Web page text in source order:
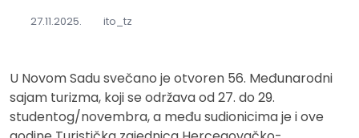
27.11.2025. ito_tz
U Novom Sadu svečano je otvoren 56. Međunarodni
sajam turizma, koji se održava od 27. do 29.
studentog/novembra, a među sudionicima je i ove